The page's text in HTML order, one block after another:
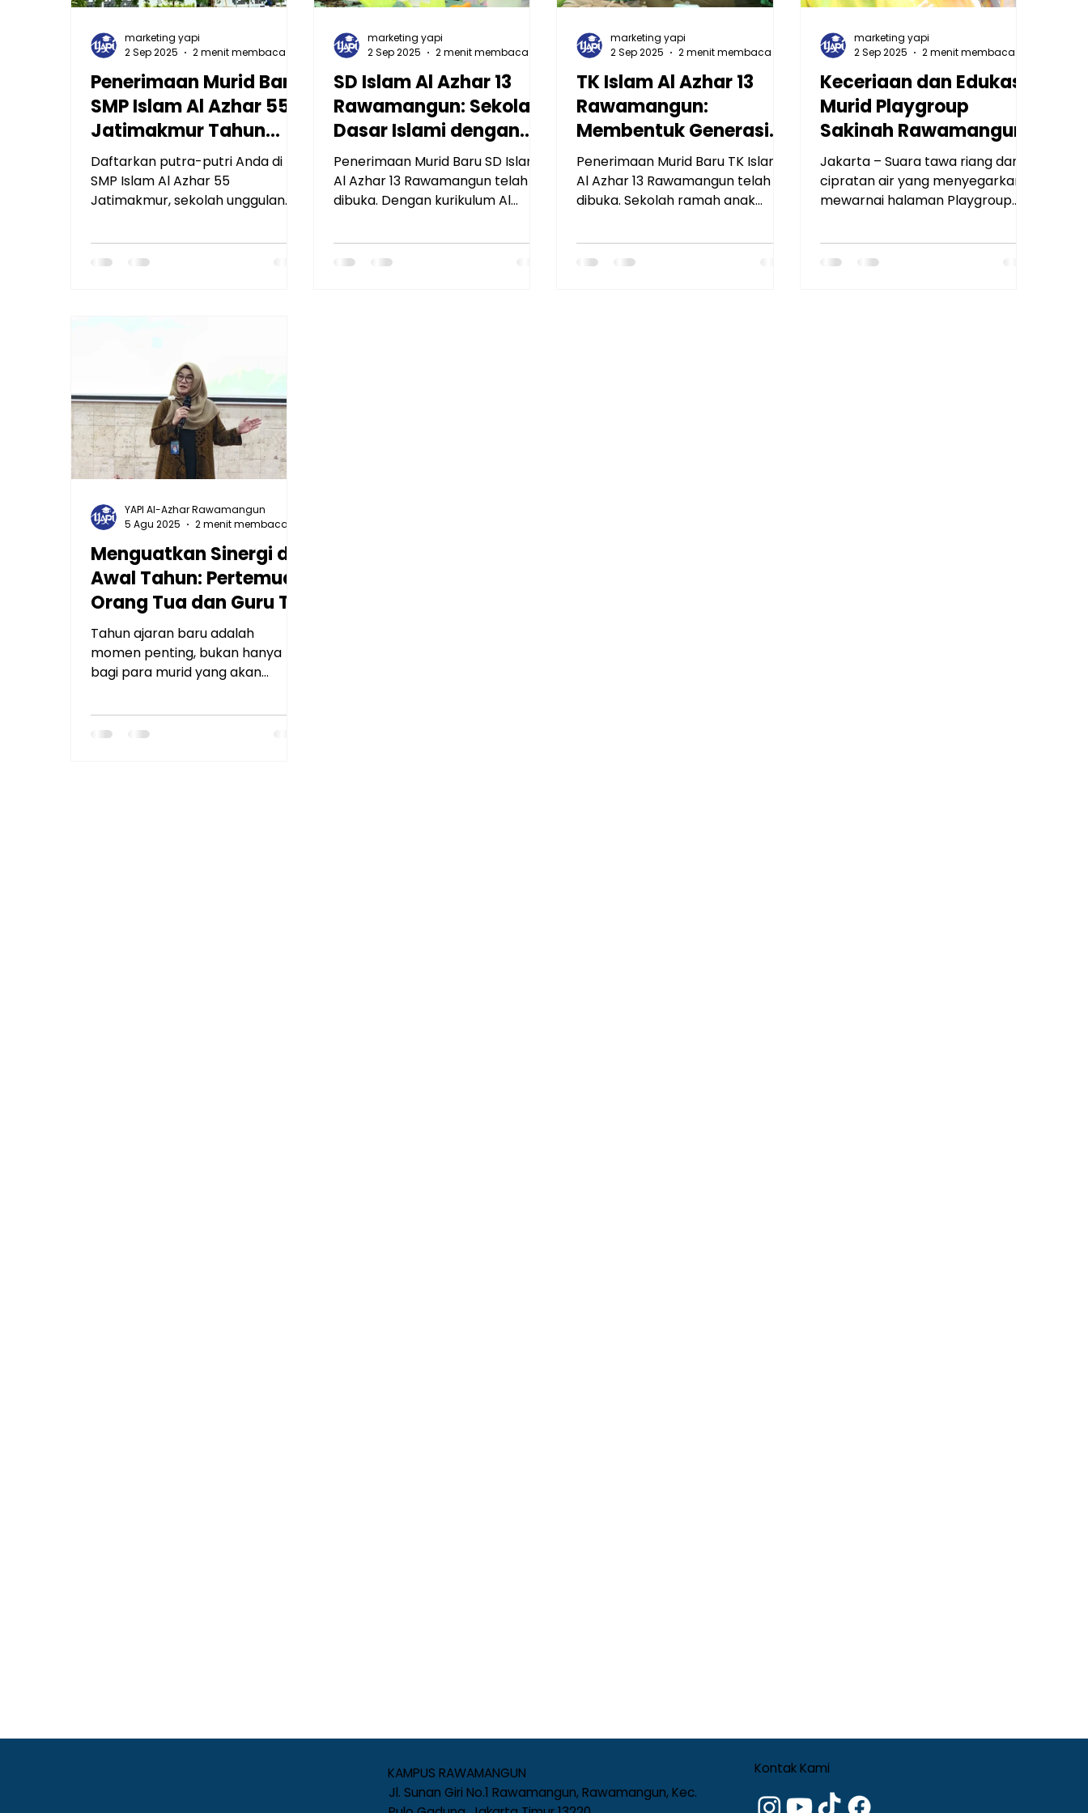
Penerimaan Murid Baru
SMP Islam Al Azhar 55
Jatimakmur Tahun
Ajaran Terbaru
Daftarkan putra-putri Anda di
SMP Islam Al Azhar 55
Jatimakmur, sekolah unggulan
fasilitas lengkap dan kurikulum
berbasis adab, iman, dan
marketing yapi
2 Sep 2025
2 menit membaca
SD Islam Al Azhar 13
Rawamangun: Sekolah
Dasar Islami dengan
Kurikulum Global dan
Berbasis Adab
Penerimaan Murid Baru SD Islam
Al Azhar 13 Rawamangun telah
dibuka. Dengan kurikulum Al
sekolah ini menghadirkan
pendidikan islami modern,
marketing yapi
2 Sep 2025
2 menit membaca
TK Islam Al Azhar 13
Rawamangun:
Membentuk Generasi
Cerdas, Beradab, dan
Peduli Lingkungan
Penerimaan Murid Baru TK Islam
Al Azhar 13 Rawamangun telah
dibuka. Sekolah ramah anak
Green School, serta fasilitas
lengkap untuk membentuk anak
marketing yapi
2 Sep 2025
2 menit membaca
Keceriaan dan Edukasi
Murid Playgroup
Sakinah Rawamangun
Jakarta – Suara tawa riang dan
cipratan air yang menyegarkan
mewarnai halaman Playgroup
kegiatan seru bertajuk...
marketing yapi
2 Sep 2025
2 menit membaca
Menguatkan Sinergi di
Awal Tahun: Pertemuan
Orang Tua dan Guru TK
Islam Al Azhar 13
Rawamangun Tahun
Ajaran 2025/2026
Tahun ajaran baru adalah
momen penting, bukan hanya
bagi para murid yang akan
mereka, tetapi juga bagi para...
YAPI Al-Azhar Rawamangun
5 Agu 2025
2 menit membaca
KAMPUS RAWAMANGUN
Jl. Sunan Giri No.1 Rawamangun, Rawamangun, Kec.
Kontak Kami